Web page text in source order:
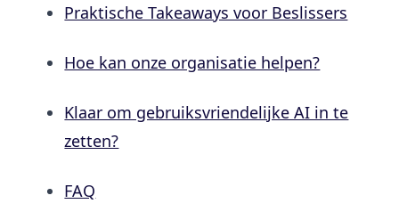
Praktische Takeaways voor Beslissers
Hoe kan onze organisatie helpen?
Klaar om gebruiksvriendelijke AI in te
zetten?
FAQ